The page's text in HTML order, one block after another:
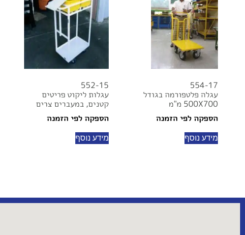
554-17
עגלה פלטפורמה בגודל
500X700 מ"מ
הספקה לפי הזמנה
מידע נוסף
552-15
עגלות ליקוט פריטים
קטנים, במעברים צרים
הספקה לפי הזמנה
מידע נוסף